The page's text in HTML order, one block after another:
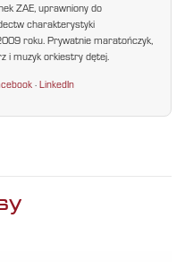
ZAE, uprawniony do
charakterystyki
roku. Prywatnie maratończyk,
i muzyk orkiestry dętej.
·LinkedIn